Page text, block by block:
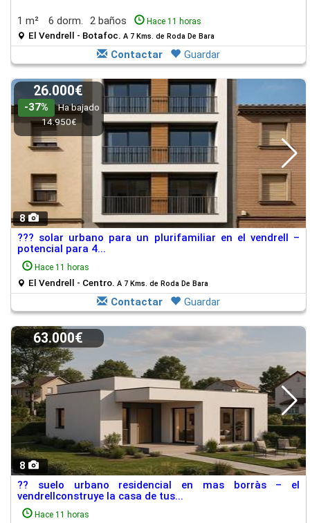
1 m² 6 dorm. 2 baños Hace 11 horas
El Vendrell - Botafoc. A 7 Kms. de Roda De Bara
Contactar Guardar
8
26.000€
-37%
Ha bajado
14.950€
??? solar urbano para un plurifamiliar en el vendrell –
potencial para 4...
Hace 11 horas
El Vendrell - Centro. A 7 Kms. de Roda De Bara
Contactar Guardar
8
63.000€
?? suelo urbano residencial en mas borràs – el
vendrellconstruye la casa de tus...
Hace 11 horas